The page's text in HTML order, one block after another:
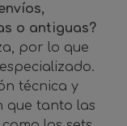
o antiguas?
por lo que
técnica y
que tanto las